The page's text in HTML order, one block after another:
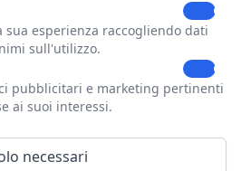
esperienza raccogliendo dati
sull'utilizzo.
pubblicitari e marketing pertinenti
ai suoi interessi.
necessari